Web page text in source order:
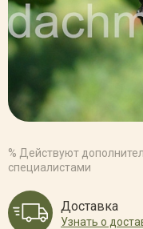
% Действуют
специалистами
Доставка
Узнать о